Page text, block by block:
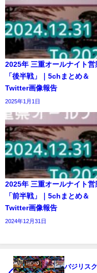
2025年 三重オールナイト営
「後半戦」｜5chまとめ＆
Twitter画像報告
2025年1月1日
2025年 三重オールナイト営
「前半戦」｜5chまとめ＆
Twitter画像報告
2024年12月31日
バジリス